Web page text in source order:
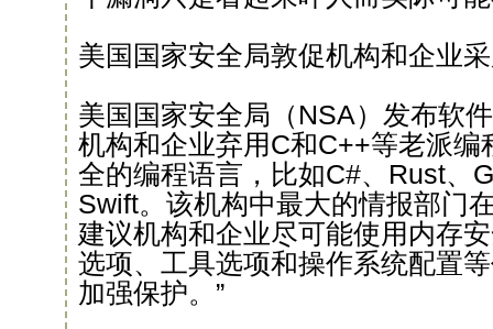
美国国家安全局敦促机构和企业
美国国家安全局（NSA）发布软
机构和企业弃用C和C++等老派编
全的编程语言，比如C#、Rust、
Swift。该机构中最大的情报部门
建议机构和企业尽可能使用内存
选项、工具选项和操作系统配置
加强保护。”